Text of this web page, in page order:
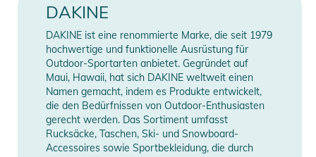
Belüftungsöffnungen bietet der Charger reichlich
können. Bei der Charger ist der Name Programm. Zieh ihn an
und mach dich auf den Weg, denn du weißt, dass deine
Kuppel in guten Händen ist.
Eigenschaften:
- MIPS® Brain Protection System reduziert die
Rotationsbewegung des Gehirns im Falle eines Sturzes
Manufacturer
Information
Herstellerangaben
anzeigen
DAKINE
DAKINE ist eine renommierte Marke, die seit 1979
hochwertige und funktionelle Ausrüstung für
Outdoor-Sportarten anbietet. Gegründet auf
Maui, Hawaii, hat sich DAKINE weltweit einen
Namen gemacht, indem es Produkte entwickelt,
die den Bedürfnissen von Outdoor-Enthusiasten
gerecht werden. Das Sortiment umfasst
Rucksäcke, Taschen, Ski- und Snowboard-
Accessoires sowie Sportbekleidung, die durch